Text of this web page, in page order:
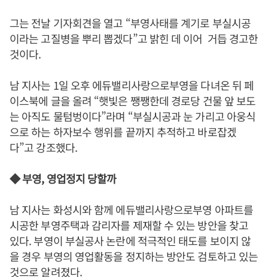
그는 전날 기자회견을 열고 “부영사태를 계기로 부실시공
이라는 고질병을 뿌리 뽑겠다”고 밝힌 데 이어 거듭 경고한
것이다.
남 지사는 1일 오후 에듀밸리사랑으로부영을 다녀온 뒤 페
이스북에 글을 올려 “햇빛은 쨍쨍한데 경로당 건물 앞 보도
는 아직도 물텀벙이다”라며 “부실시공과 눈 가리고 아웅식
으로 하는 하자보수 행위를 끝까지 추적하고 바로잡겠
다”고 강조했다.
◆ 부영, 영업정지 당할까
남 지사는 화성시와 함께 에듀밸리사랑으로부영 아파트를
시공한 부영주택과 감리자를 제재할 수 있는 방안을 찾고
있다. 부영이 부실공사 논란에 적극적인 태도를 보이지 않
을 경우 부영의 영업활동을 정지하는 방안도 검토하고 있는
것으로 알려졌다.